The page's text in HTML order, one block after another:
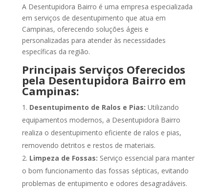
A Desentupidora Bairro é uma empresa especializada
em serviços de desentupimento que atua em
Campinas, oferecendo soluções ágeis e
personalizadas para atender às necessidades
específicas da região.
Principais Serviços Oferecidos
pela Desentupidora Bairro em
Campinas:
Desentupimento de Ralos e Pias: Utilizando
equipamentos modernos, a Desentupidora Bairro
realiza o desentupimento eficiente de ralos e pias,
removendo detritos e restos de materiais.
Limpeza de Fossas: Serviço essencial para manter
o bom funcionamento das fossas sépticas, evitando
problemas de entupimento e odores desagradáveis.